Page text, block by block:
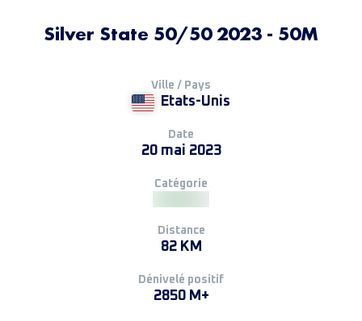
Silver State 50/50 2023 - 50M
Ville / Pays
Etats-Unis
Date
20 mai 2023
Catégorie
Distance
82 KM
Dénivelé positif
2850 M+